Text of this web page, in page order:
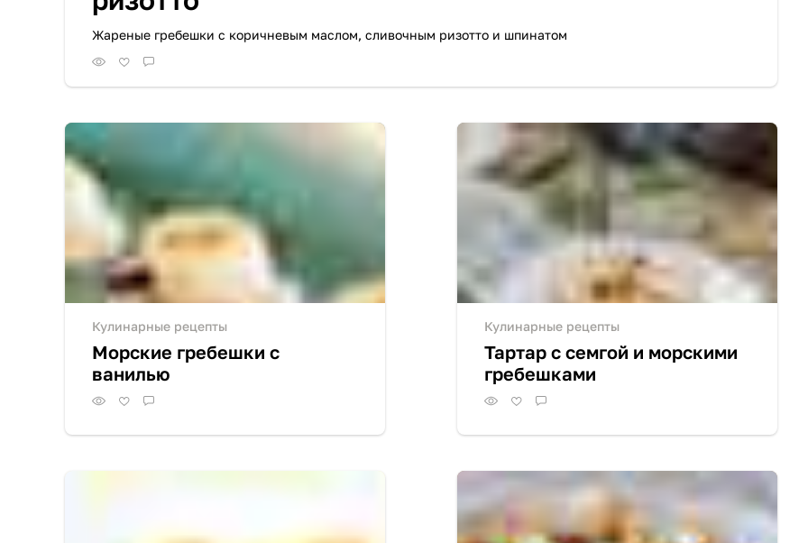
Жареные гребешки с коричневым маслом, сливочным ризотто и шпинатом
Кулинарные рецепты
Морские гребешки с
ванилью
Кулинарные рецепты
Тартар с семгой и морскими
гребешками